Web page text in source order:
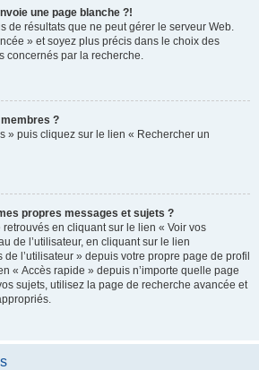
une page blanche ?!
de résultats que ne peut gérer le serveur Web.
» et soyez plus précis dans le choix des
concernés par la recherche.
?
» puis cliquez sur le lien « Rechercher un
propres messages et sujets ?
en cliquant sur le lien « Voir vos
de l’utilisateur, en cliquant sur le lien
l’utilisateur » depuis votre propre page de profil
« Accès rapide » depuis n’importe quelle page
sujets, utilisez la page de recherche avancée et